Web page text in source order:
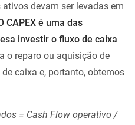
devam ser levadas em
CAPEX é uma das
investir o fluxo de caixa
o reparo ou aquisição de
caixa e, portanto, obtemos
= Cash Flow operativo /